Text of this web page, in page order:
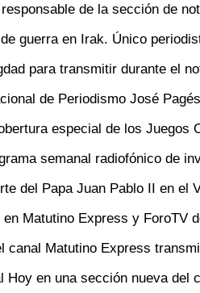
de la sección de
guerra en Irak. Único
para transmitir durante el
de Periodismo José
especial de los Juegos
semanal radiofónico de
del Papa Juan Pablo II en el
Matutino Express y ForoTV
canal Matutino Express
Hoy en una sección nueva